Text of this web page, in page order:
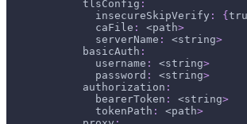
tlsConfig :
insecureSkipVerify : {
caFile : <path>
serverName : <string>
basicAuth :
username : <string>
password : <string>
authorization :
bearerToken : <string>
tokenPath : <path>